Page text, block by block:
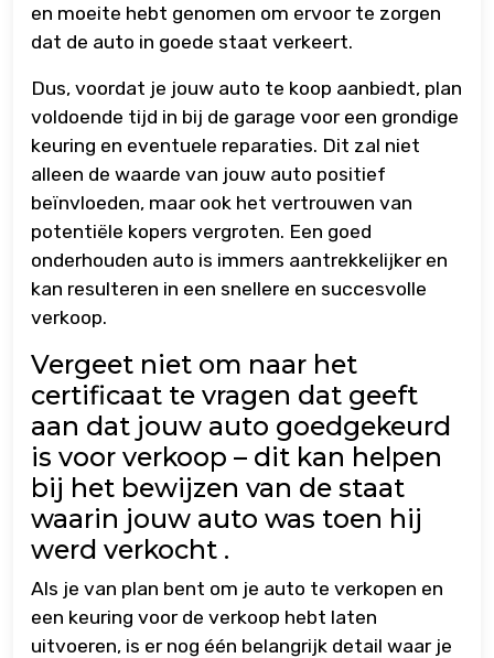
en moeite hebt genomen om ervoor te zorgen
dat de auto in goede staat verkeert.
Dus, voordat je jouw auto te koop aanbiedt, plan
voldoende tijd in bij de garage voor een grondige
keuring en eventuele reparaties. Dit zal niet
alleen de waarde van jouw auto positief
beïnvloeden, maar ook het vertrouwen van
potentiële kopers vergroten. Een goed
onderhouden auto is immers aantrekkelijker en
kan resulteren in een snellere en succesvolle
verkoop.
Vergeet niet om naar het
certificaat te vragen dat geeft
aan dat jouw auto goedgekeurd
is voor verkoop – dit kan helpen
bij het bewijzen van de staat
waarin jouw auto was toen hij
werd verkocht .
Als je van plan bent om je auto te verkopen en
een keuring voor de verkoop hebt laten
uitvoeren, is er nog één belangrijk detail waar je